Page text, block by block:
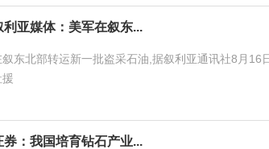
利亚媒体：美军在叙东...
东北部转运新一批盗采石油,据叙利亚通讯社8月
：我国培育钻石产业...